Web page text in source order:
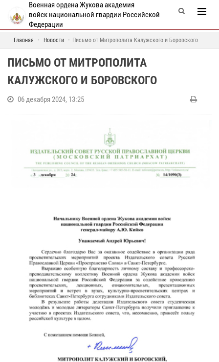
Военная ордена Жукова академия
войск национальной гвардии Российской
Федерации
Главная Новости Письмо от Митрополита Калужского и Боровского
ПИСЬМО ОТ МИТРОПОЛИТА
КАЛУЖСКОГО И БОРОВСКОГО
06 декабря 2024, 13:25